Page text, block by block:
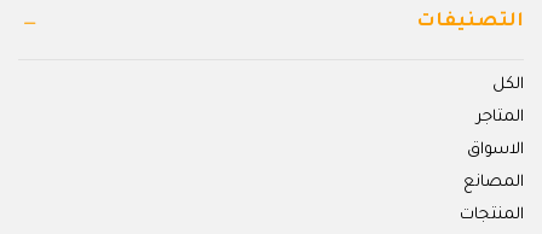
التصنيفات
الكل
المتاجر
الاسواق
المصانع
المنتجات